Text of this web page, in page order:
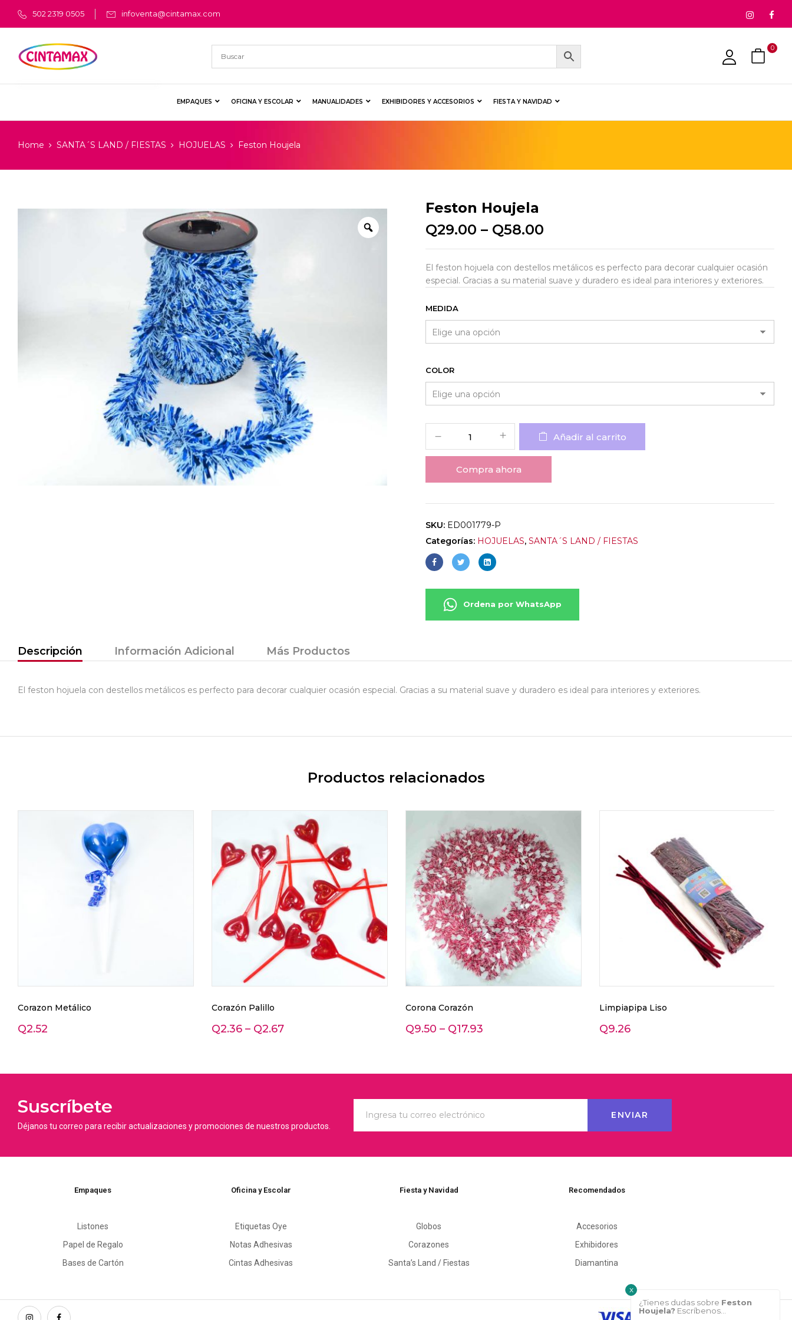
502 2319 0505 infoventa@cintamax.com
0
EMPAQUES OFICINA Y ESCOLAR MANUALIDADES EXHIBIDORES Y ACCESORIOS FIESTA Y NAVIDAD
Home SANTA´S LAND / FIESTAS HOJUELAS Feston Houjela
Feston Houjela
Q29.00 – Q58.00
El feston hojuela con destellos metálicos es perfecto para decorar cualquier ocasión
especial. Gracias a su material suave y duradero es ideal para interiores y exteriores.
MEDIDA
COLOR
Añadir al carrito
Compra ahora
SKU: ED001779-P
Categorías: HOJUELAS, SANTA´S LAND / FIESTAS
Ordena por WhatsApp
Descripción Información Adicional Más Productos
El feston hojuela con destellos metálicos es perfecto para decorar cualquier ocasión especial. Gracias a su material suave y duradero es ideal para interiores y exteriores.
Productos relacionados
Corazon Metálico
Q2.52
Corazón Palillo
Q2.36 – Q2.67
Corona Corazón
Q9.50 – Q17.93
Limpiapipa Liso
Q9.26
Suscríbete
Déjanos tu correo para recibir actualizaciones y promociones de nuestros productos.
Empaques
Listones
Papel de Regalo
Bases de Cartón
Oficina y Escolar
Etiquetas Oye
Notas Adhesivas
Cintas Adhesivas
Fiesta y Navidad
Globos
Corazones
Santa’s Land / Fiestas
Recomendados
Accesorios
Exhibidores
Diamantina
x
¿Tienes dudas sobre Feston
Houjela? Escríbenos...